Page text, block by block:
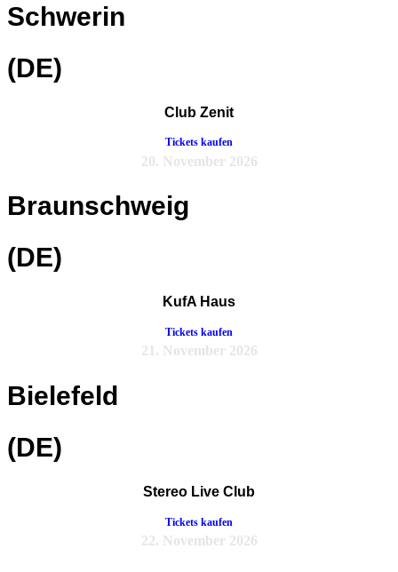
Schwerin
(DE)
Club Zenit
Tickets kaufen
20. November 2026
Braunschweig
(DE)
KufA Haus
Tickets kaufen
21. November 2026
Bielefeld
(DE)
Stereo Live Club
Tickets kaufen
22. November 2026